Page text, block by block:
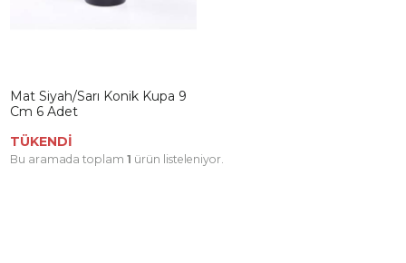
Mat Siyah/Sarı Konik Kupa 9
Cm 6 Adet
TÜKENDİ
Bu aramada toplam 1 ürün listeleniyor.